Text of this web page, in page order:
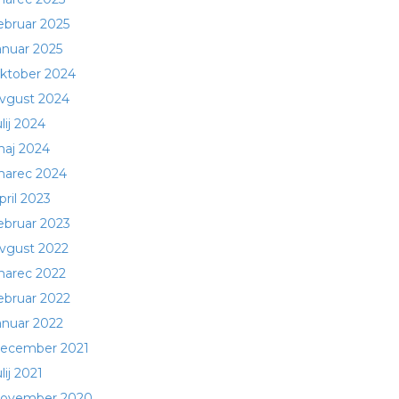
2025
2025
2024
2024
2024
2024
2024
2023
2023
2022
2022
2022
2022
2021
2021